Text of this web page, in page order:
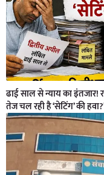
ढाई साल से न्याय का
तेज चल रही है ‘सेटिंग’ की